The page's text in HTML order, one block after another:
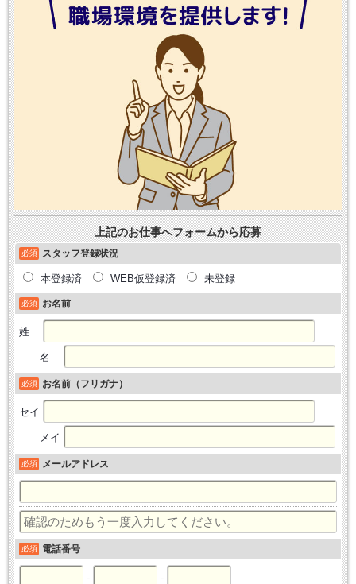
上記のお仕事へフォームから応募
必須 スタッフ登録状況
本登録済 WEB仮登録済 未登録
必須 お名前
姓
名
必須 お名前（フリガナ）
セイ
メイ
必須 メールアドレス
必須 電話番号
- -